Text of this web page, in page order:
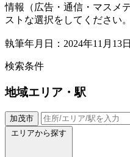
情報（広告・通信・マスメ
ストな選択をしてください。
執筆年月日：2024年11月13日
検索条件
地域エリア・駅
加茂市
エリアから探す